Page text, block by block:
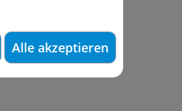
Alle akzeptieren